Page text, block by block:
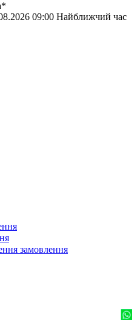
09:00 Найближчий час
замовлення